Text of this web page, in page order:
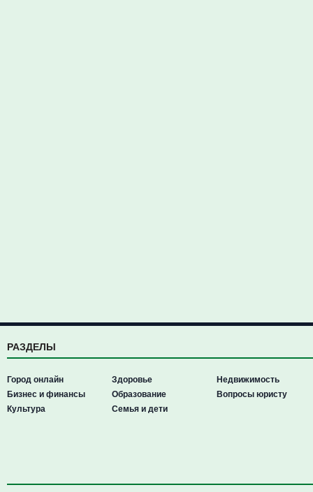
РАЗДЕЛЫ
Город онлайн
Бизнес и финансы
Культура
Здоровье
Образование
Семья и дети
Недвижимость
Вопросы юристу